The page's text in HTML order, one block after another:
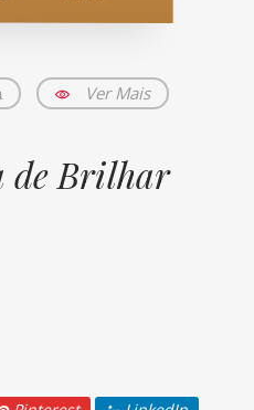
Ver Mais
de Brilhar